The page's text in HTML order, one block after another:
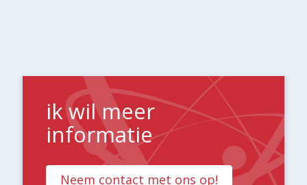
ik wil meer
informatie
Neem contact met ons op!